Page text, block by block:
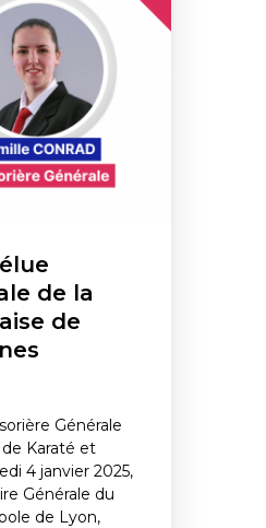
de la
de
Générale
Karaté et
4 janvier 2025,
Générale du
de Lyon,